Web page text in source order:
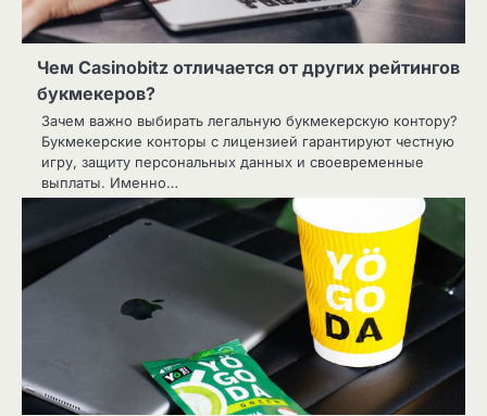
Чем Casinobitz отличается от других рейтингов
букмекеров?
Зачем важно выбирать легальную букмекерскую контору?
Букмекерские конторы с лицензией гарантируют честную
игру, защиту персональных данных и своевременные
выплаты. Именно…